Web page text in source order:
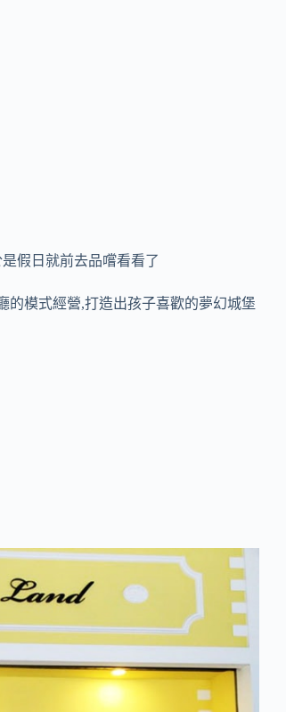
假日就前去品嚐看看了
的模式經營,打造出孩子喜歡的夢幻城堡